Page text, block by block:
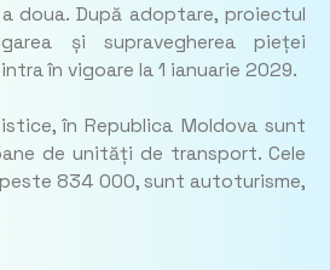
doua. După adoptare, proiectul
și supravegherea pieței
în vigoare la 1 ianuarie 2029.
în Republica Moldova sunt
de unități de transport. Cele
834 000, sunt autoturisme,